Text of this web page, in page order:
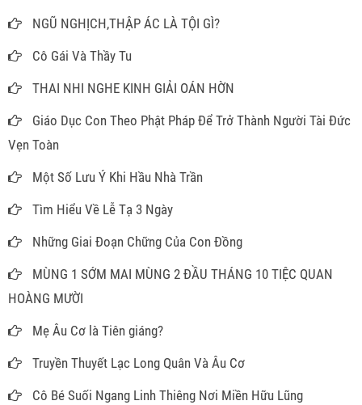
NGŨ NGHỊCH,THẬP ÁC LÀ TỘI GÌ?
Cô Gái Và Thầy Tu
THAI NHI NGHE KINH GIẢI OÁN HỜN
Giáo Dục Con Theo Phật Pháp Để Trở Thành Người Tài Đức
Vẹn Toàn
Một Số Lưu Ý Khi Hầu Nhà Trần
Tìm Hiểu Về Lễ Tạ 3 Ngày
Những Giai Đoạn Chững Của Con Đồng
MÙNG 1 SỚM MAI MÙNG 2 ĐẦU THÁNG 10 TIỆC QUAN
HOÀNG MƯỜI
Mẹ Âu Cơ là Tiên giáng?
Truyền Thuyết Lạc Long Quân Và Âu Cơ
Cô Bé Suối Ngang Linh Thiêng Nơi Miền Hữu Lũng